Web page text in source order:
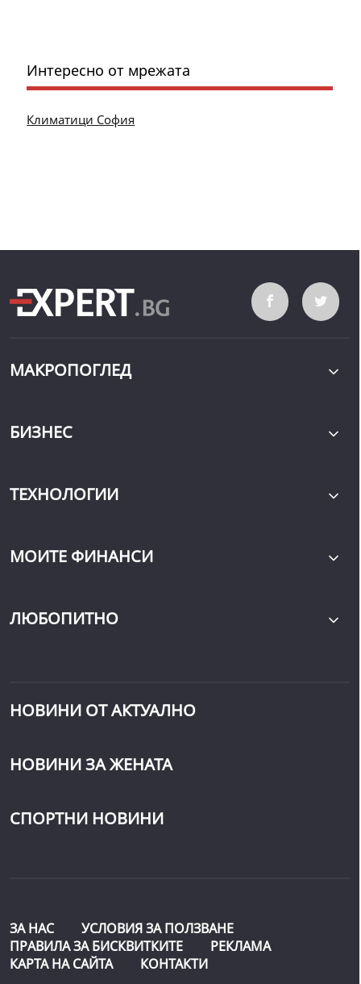
Интересно от мрежата
Климатици София
МАКРОПОГЛЕД
БИЗНЕС
ТЕХНОЛОГИИ
МОИТЕ ФИНАНСИ
ЛЮБОПИТНО
НОВИНИ ОТ АКТУАЛНО
НОВИНИ ЗА ЖЕНАТА
СПОРТНИ НОВИНИ
ЗА НАС
УСЛОВИЯ ЗА ПОЛЗВАНЕ
ПРАВИЛА ЗА БИСКВИТКИТЕ
РЕКЛАМА
КАРТА НА САЙТА
КОНТАКТИ